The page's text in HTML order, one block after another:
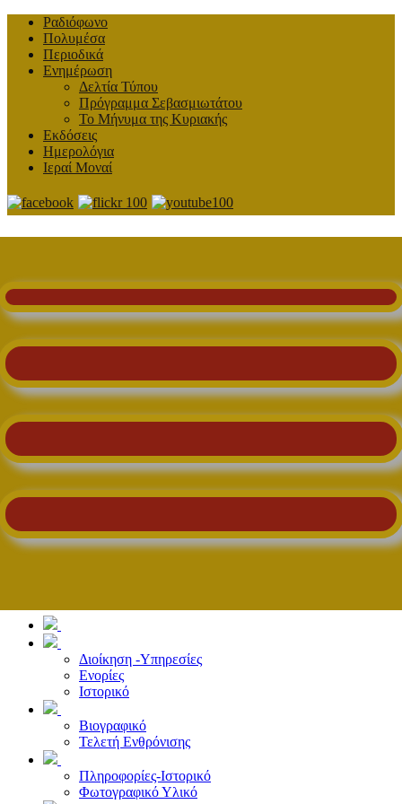
Ραδιόφωνο
Πολυμέσα
Περιοδικά
Ενημέρωση
Δελτία Τύπου
Πρόγραμμα Σεβασμιωτάτου
Το Μήνυμα της Κυριακής
Εκδόσεις
Ημερολόγια
Ιεραί Μοναί
Διοίκηση -Υπηρεσίες
Ενορίες
Ιστορικό
Βιογραφικό
Τελετή Ενθρόνισης
Πληροφορίες-Ιστορικό
Φωτογραφικό Υλικό